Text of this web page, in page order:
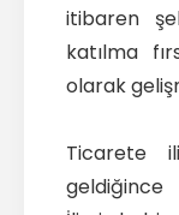
itibaren
katılma
olarak
Ticarete